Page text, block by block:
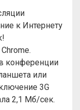
к Интернету
конференции
или
3G
2,1 Мб/сек.